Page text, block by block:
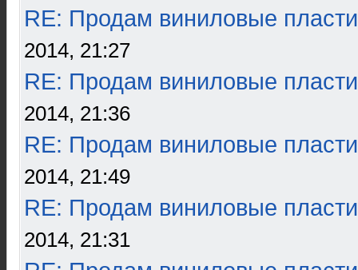
RE: Продам виниловые
2014, 21:27
RE: Продам виниловые
2014, 21:36
RE: Продам виниловые
2014, 21:49
RE: Продам виниловые
2014, 21:31